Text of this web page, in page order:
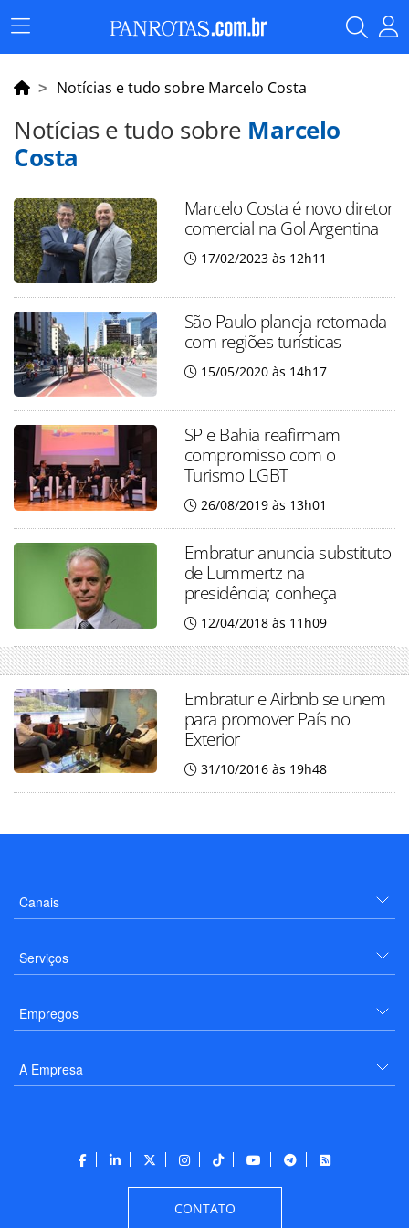
Menu
Principal
Notícias e tudo sobre Marcelo Costa
Notícias e tudo sobre Marcelo
Costa
Marcelo Costa é novo diretor
comercial na Gol Argentina
17/02/2023 às 12h11
São Paulo planeja retomada
com regiões turísticas
15/05/2020 às 14h17
SP e Bahia reafirmam
compromisso com o
Turismo LGBT
26/08/2019 às 13h01
Embratur anuncia substituto
de Lummertz na
presidência; conheça
12/04/2018 às 11h09
Embratur e Airbnb se unem
para promover País no
Exterior
31/10/2016 às 19h48
Canais
Serviços
Empregos
A Empresa
CONTATO